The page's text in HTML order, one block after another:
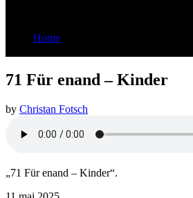
Home
71 Für enand – Kinder
by Christan Fotsch
„71 Für enand – Kinder“.